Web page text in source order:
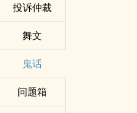
投诉仲裁
舞文
鬼话
问题箱